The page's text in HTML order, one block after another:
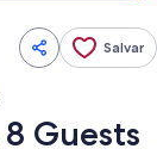
Salvar
Guests